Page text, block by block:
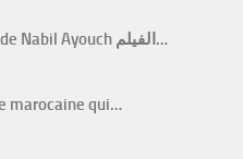
Zin Li Fik Le film Marocain de Nabil Ayouch الفيلم…
marocaine qui…